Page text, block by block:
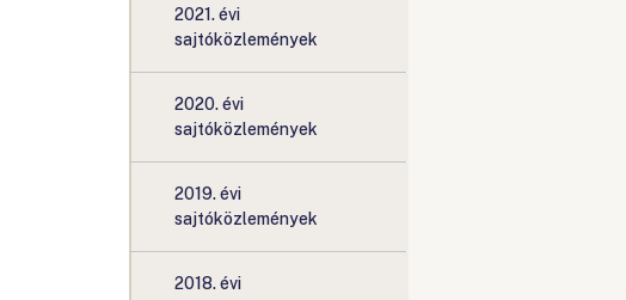
2021. évi
sajtóközlemények
2020. évi
sajtóközlemények
2019. évi
sajtóközlemények
2018. évi